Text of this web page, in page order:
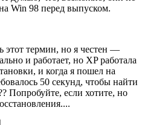
Win 98 перед выпуском.
этот термин, но я честен —
и работает, но XP работала
и когда я пошел на
50 секунд, чтобы найти
Попробуйте, если хотите, но